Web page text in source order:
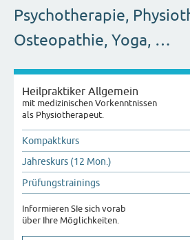
Psychotherapie,
Osteopathie, Yoga, …
Heilpraktiker Allgemein
mit medizinischen Vorkenntnissen
als Physiotherapeut.
Kompaktkurs
Jahreskurs (12 Mon.)
Prüfungstrainings
Informieren SIe sich vorab
über Ihre Möglichkeiten.